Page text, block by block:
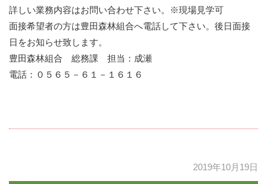
詳しい業務内容はお問い合わせ下さい。※現場見学可
面接希望者の方は豊田森林組合へ電話して下さい。後日面接
日をお知らせ致します。
豊田森林組合 総務課 担当：成瀬
電話：０５６５－６１－１６１６
2019年10月19日